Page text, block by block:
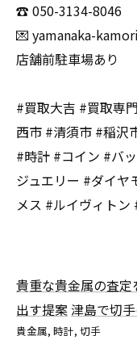
☎️ 050-3134-8046
💌 yamanaka-
店舗前駐車場あり
#買取大吉 #買取専
西市 #清須市 #稲沢
#時計 #コイン #バ
ジュエリー #ダイヤ
メス #ルイヴィト
貴重な貴金属の査
出す提案 津島で切
貴金属 時計 切手